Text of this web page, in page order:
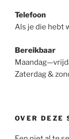
Telefoon
Als je die hebt
Bereikbaar
Zaterdag &
OVER DEZE